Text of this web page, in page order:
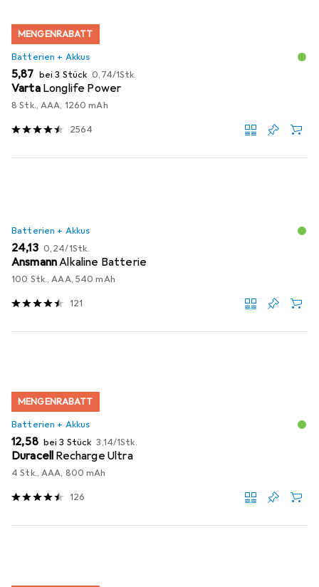
MENGENRABATT
Batterien + Akkus
EUR
5,87 bei 3 Stück EUR
0,74/1Stk.
Varta Longlife Power
8 Stk., AAA, 1260 mAh
2564
Batterien + Akkus
EUR
24,13 EUR
0,24/1Stk.
AnsmannAlkaline Batterie
100 Stk., AAA, 540 mAh
121
MENGENRABATT
Batterien + Akkus
EUR
12,58 bei 3 Stück EUR
3,14/1Stk.
Duracell Recharge Ultra
4 Stk., AAA, 800 mAh
126